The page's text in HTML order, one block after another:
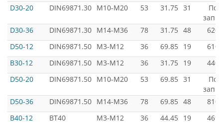
D30-20
DIN69871.30 M10-M20 53 31.75 31
Под
D30-36
DIN69871.30 M14-M36 78 31.75 48
6200
D50-12
DIN69871.50 M3-M12 36 69.85 19
6100
B30-12
DIN69871.50 M3-M12 36 31.75 19
4400
D50-20
DIN69871.50 M10-M20 53 69.85 31
Под
D50-36
DIN69871.50 M14-M36 78 69.85 48
8100
B40-12
BT40 M3-M12 36 44.45 19
4699